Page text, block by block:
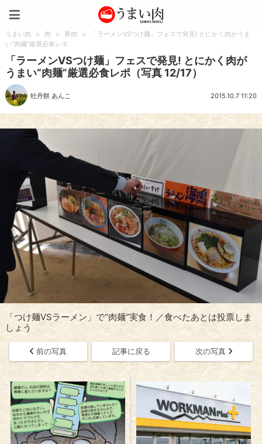
うまい肉 > 肉 > 豚肉 >
「ラーメンVSつけ麺」フェスで発見! とにかく肉がうま
い“肉麺”厳選必食レポ
「ラーメンVSつけ麺」フェスで発見! とにかく肉が
うまい“肉麺”厳選必食レポ（写真 12/17）
牡丹餅 あんこ 2015.10.7 11:20
「つけ麺VSラーメン」で“肉麺”実食！／食べたあとは投票しま
しょう
前の写真 記事に戻る 次の写真